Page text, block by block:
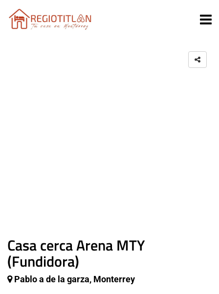
Casa cerca Arena MTY
(Fundidora)
Pablo a de la garza, Monterrey